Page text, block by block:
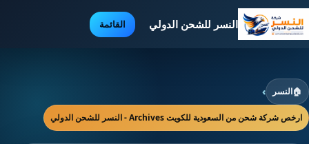
النسر للشحن الدولي القائمة
🏠النسر ›
ارخص شركة شحن من السعودية للكويت Archives - النسر للشحن الدولي